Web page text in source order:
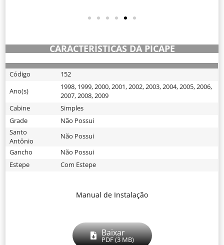
CARACTERÍSTICAS DA PICAPE
Código
152
Ano(s)
1998, 1999,2000,2001,2002,2003,2004,2005,2006,
2007,2008,2009
Cabine
Simples
Grade
Não Possui
Santo
Antônio
Não Possui
Gancho
Não Possui
Estepe
Com Estepe
Manual de Instalação
Baixar
PDF (3 MB)